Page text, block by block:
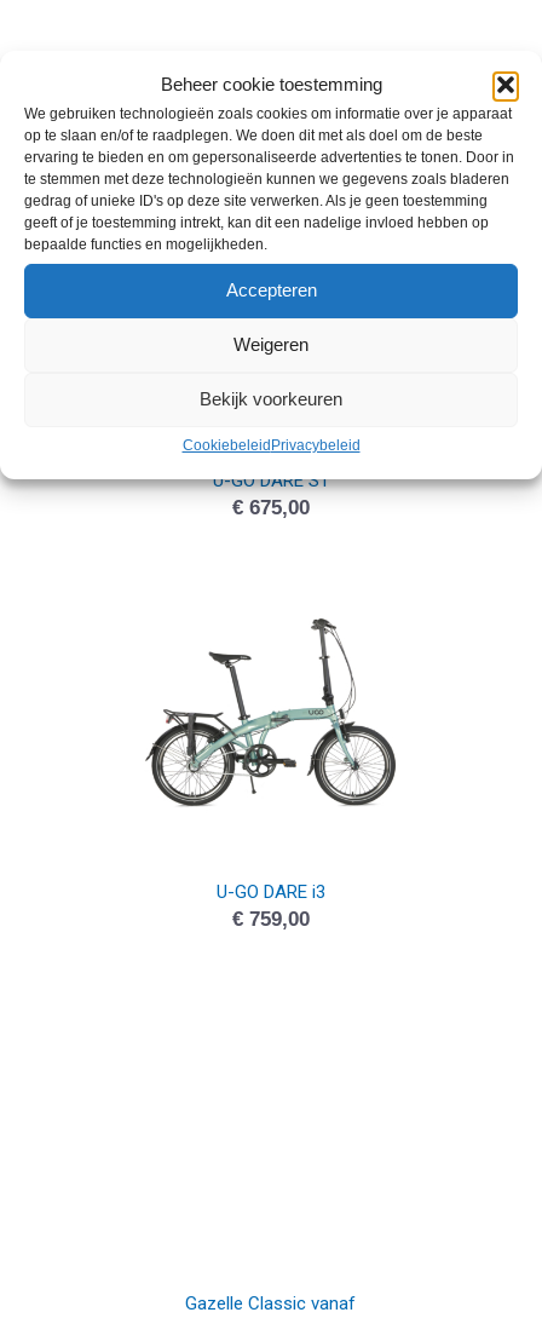
Beheer cookie toestemming
We gebruiken technologieën zoals cookies om informatie over je apparaat
op te slaan en/of te raadplegen. We doen dit met als doel om de beste
ervaring te bieden en om gepersonaliseerde advertenties te tonen. Door in
te stemmen met deze technologieën kunnen we gegevens zoals bladeren
gedrag of unieke ID's op deze site verwerken. Als je geen toestemming
geeft of je toestemming intrekt, kan dit een nadelige invloed hebben op
bepaalde functies en mogelijkheden.
Accepteren
Weigeren
Bekijk voorkeuren
CookiebeleidPrivacybeleid
€599,00
U-GO DARE S1
€675,00
U-GO DARE i3
€759,00
Gazelle Classic vanaf